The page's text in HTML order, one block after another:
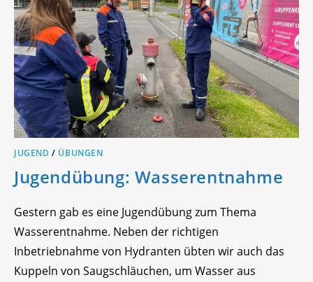
JUGEND / ÜBUNGEN
Jugendübung: Wasserentnahme
Gestern gab es eine Jugendübung zum Thema
Wasserentnahme. Neben der richtigen
Inbetriebnahme von Hydranten übten wir auch das
Kuppeln von Saugschläuchen, um Wasser aus